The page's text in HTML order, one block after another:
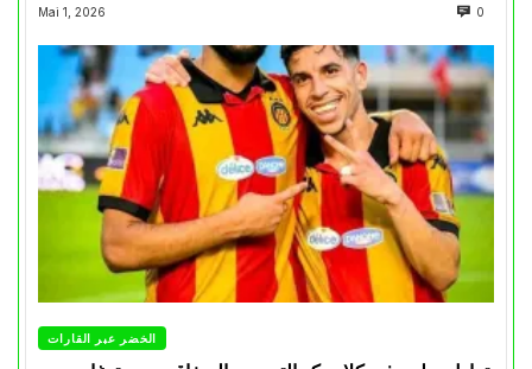
Mai 1, 2026 0
الخضر عبر القارات